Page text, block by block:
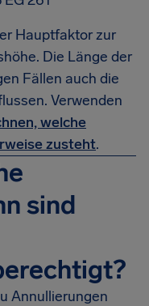
Hauptfaktor zur
Die Länge der
Fällen auch die
Verwenden
welche
zusteht.
sind
Annullierungen